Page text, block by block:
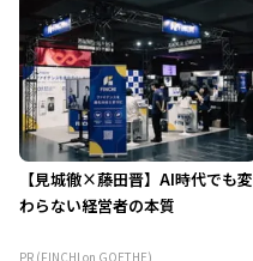
【見城徹×藤田晋】AI時代でも変
わらない経営者の本質
PR (FINCHI on GOETHE)